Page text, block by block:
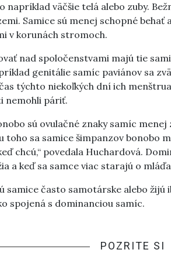
napríklad väčšie telá alebo zuby.
Samice sú menej schopné behať
v korunách stromoch.
nad spoločenstvami majú tie
genitálie samíc paviánov sa
týchto niekoľkých dní ich
nemohli páriť.
sú ovulačné znaky samíc menej
toho sa samice šimpanzov bonobo
chcú,“ povedala Huchardová.
a keď sa samce viac starajú o
samice často samotárske alebo žijú
spojená s dominanciou samíc.
POZRITE SI